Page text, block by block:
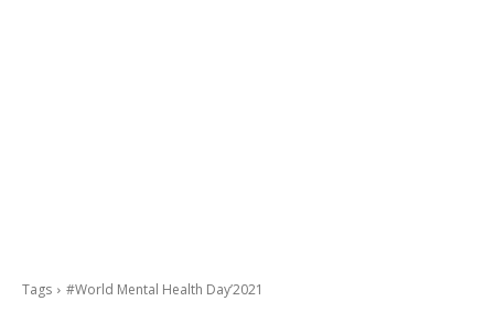
Tags #World Mental Health Day’2021